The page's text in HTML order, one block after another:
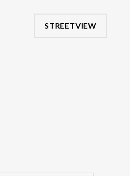
STREETVIEW